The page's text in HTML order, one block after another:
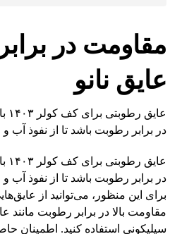
مقاومت در
عایق نانو
در برابر رطوبت باشد تا از نفوذ آب
در برابر رطوبت باشد تا از نفوذ آب
برای این منظور، می‌توانید از
مقاومت بالا در برابر رطوبت مانند
سیلیکونی استفاده کنید. اطمینان